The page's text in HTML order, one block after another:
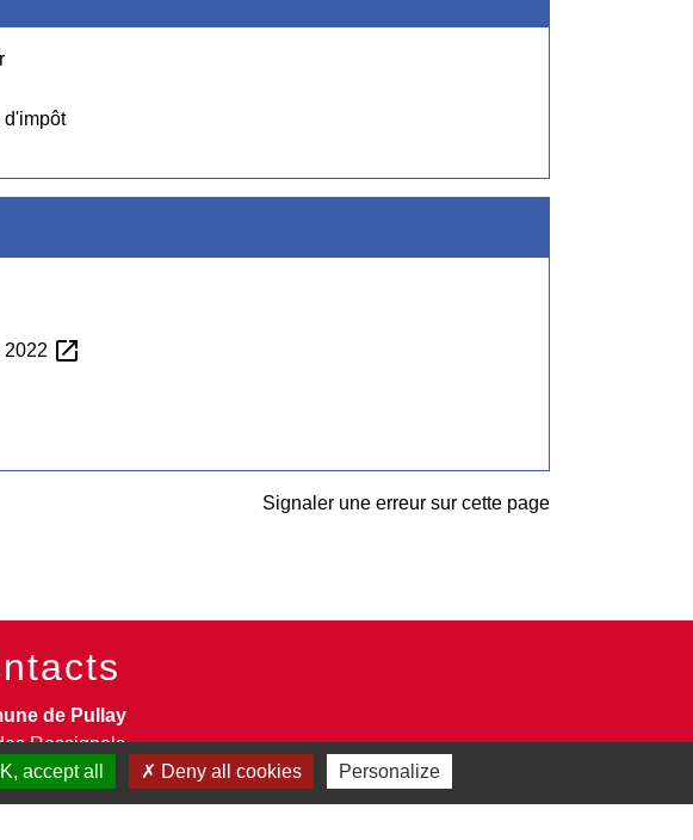
d'impôt
2022 open_in_new
Signaler une erreur sur cette page
de Pullay
Rossignols
- FRANCE
32 32 18 58
accept all Deny all cookies Personalize